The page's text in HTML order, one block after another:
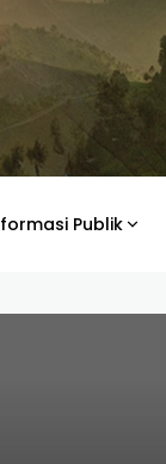
Publik